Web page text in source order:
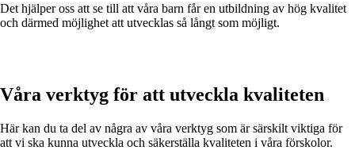
Det hjälper oss att se till att våra barn får en utbildning av hög kvalitet
och därmed möjlighet att utvecklas så långt som möjligt.
Våra verktyg för att utveckla kvaliteten
Här kan du ta del av några av våra verktyg som är särskilt viktiga för
att vi ska kunna utveckla och säkerställa kvaliteten i våra förskolor.